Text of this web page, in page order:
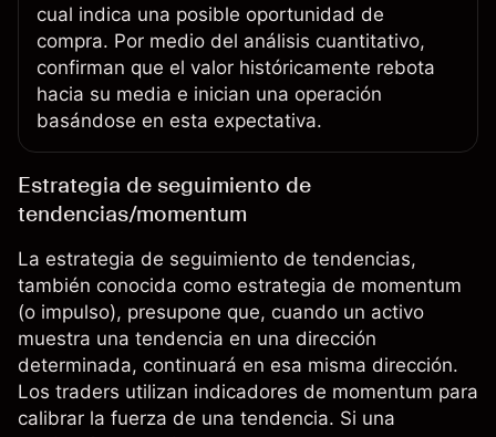
cual indica una posible oportunidad de
compra. Por medio del análisis cuantitativo,
confirman que el valor históricamente rebota
hacia su media e inician una operación
basándose en esta expectativa.
Estrategia de seguimiento de
tendencias/momentum
La estrategia de seguimiento de tendencias,
también conocida como estrategia de momentum
(o impulso), presupone que, cuando un activo
muestra una tendencia en una dirección
determinada, continuará en esa misma dirección.
Los traders utilizan indicadores de momentum para
calibrar la fuerza de una tendencia. Si una